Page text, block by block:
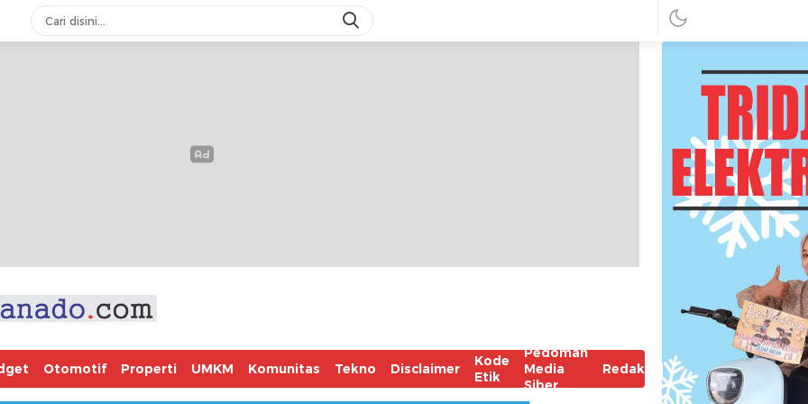
Otomotif Properti UMKM Komunitas Tekno Disclaimer
Kode
Etik
Pedoman
Media
Siber
Redaksi